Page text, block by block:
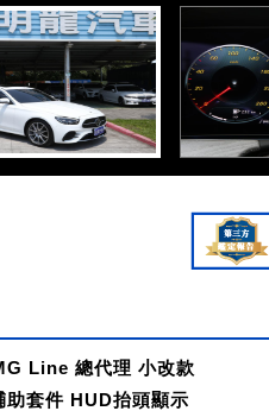
Line 總代理 小改款
助套件 HUD抬頭顯示